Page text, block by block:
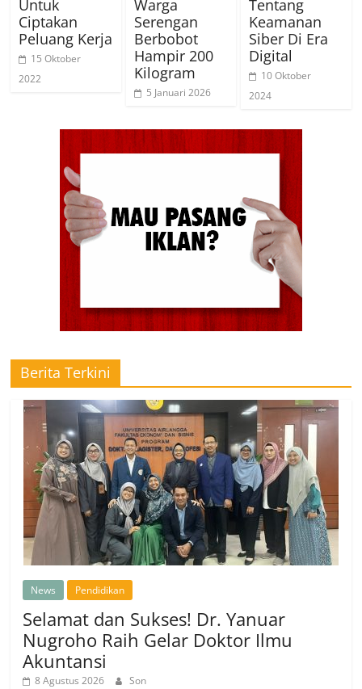
Untuk
Ciptakan
Peluang Kerja
15 Oktober
2022
Warga
Serengan
Berbobot
Hampir 200
Kilogram
5 Januari 2026
Tentang
Keamanan
Siber Di Era
Digital
10 Oktober
2024
Berita Terkini
News Pendidikan
Selamat dan Sukses! Dr. Yanuar
Nugroho Raih Gelar Doktor Ilmu
Akuntansi
8 Agustus 2026 Son